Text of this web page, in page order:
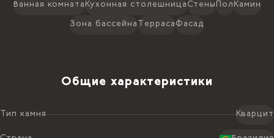
Ванная комната Кухонная столешница Стены ПолКамин
Зона бассейна Терраса Фасад
Общие характеристики
Тип камня Кварцит